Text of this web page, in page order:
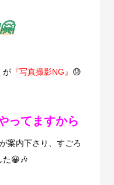
が 『写真撮影NG』 😓
ってますから
案内下さり、すごろ
た😀🎶